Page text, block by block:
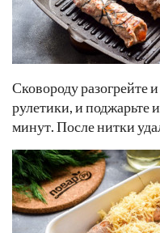
Сковороду разогрейте
рулетики, и поджарьте
минут. После нитки